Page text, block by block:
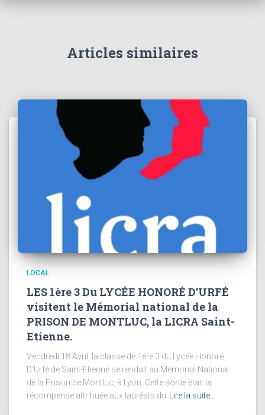
Articles similaires
LOCAL
LES 1ère 3 Du LYCÉE HONORÉ D’URFÉ
visitent le Mémorial national de la
PRISON DE MONTLUC, la LICRA Saint-
Etienne.
Vendredi 18 Avril, la classe de 1ère 3 du Lycée Honoré
D’Urfé de Saint-Etienne se rendait au Mémorial National
de la Prison de Montluc, à Lyon. Cette sortie était la
récompense attribuée aux lauréats du
Lire la suite…